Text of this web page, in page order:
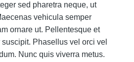
sed pharetra neque, ut
vehicula semper
ornare ut. Pellentesque et
Phasellus vel orci vel
Nunc quis viverra metus.